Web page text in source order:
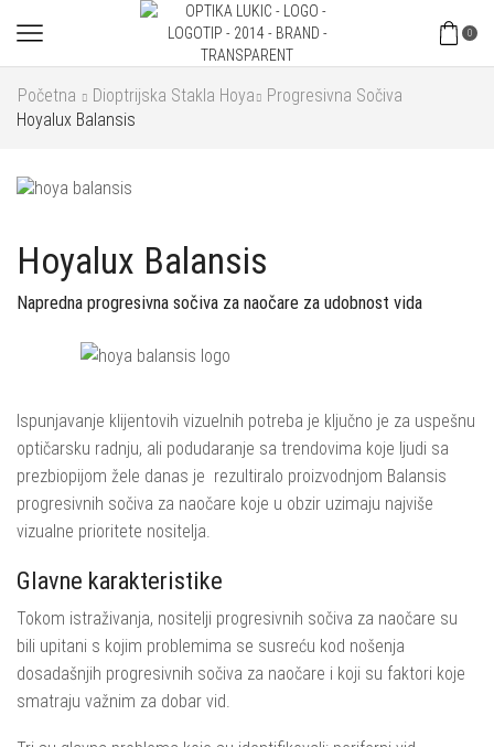
0
Početna Dioptrijska Stakla Hoya
Progresivna Sočiva
Hoyalux Balansis
Hoyalux Balansis
Napredna progresivna sočiva za naočare za udobnost vida
Ispunjavanje klijentovih vizuelnih potreba je ključno je za uspešnu
optičarsku radnju, ali podudaranje sa trendovima koje ljudi sa
prezbiopijom žele danas je rezultiralo proizvodnjom Balansis
progresivnih sočiva za naočare koje u obzir uzimaju najviše
vizualne prioritete nositelja.
Glavne karakteristike
Tokom istraživanja, nositelji progresivnih sočiva za naočare su
bili upitani s kojim problemima se susreću kod nošenja
dosadašnjih progresivnih sočiva za naočare i koji su faktori koje
smatraju važnim za dobar vid.